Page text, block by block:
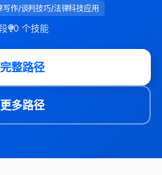
作/谈判技巧/法律科技应用
0 个技能
整路径
多路径